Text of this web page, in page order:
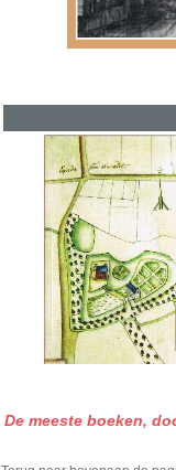
De meeste boeken,